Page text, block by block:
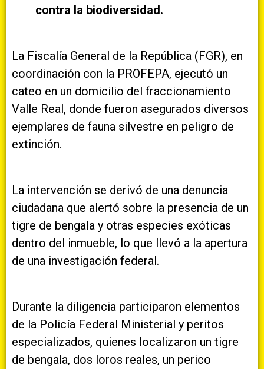
contra la biodiversidad.
La Fiscalía General de la República (FGR), en
coordinación con la PROFEPA, ejecutó un
cateo en un domicilio del fraccionamiento
Valle Real, donde fueron asegurados diversos
ejemplares de fauna silvestre en peligro de
extinción.
La intervención se derivó de una denuncia
ciudadana que alertó sobre la presencia de un
tigre de bengala y otras especies exóticas
dentro del inmueble, lo que llevó a la apertura
de una investigación federal.
Durante la diligencia participaron elementos
de la Policía Federal Ministerial y peritos
especializados, quienes localizaron un tigre
de bengala, dos loros reales, un perico